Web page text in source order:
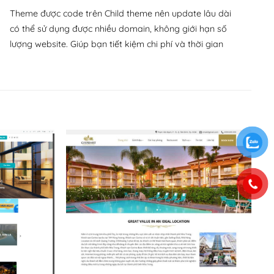
Theme được code trên Child theme nên update lâu dài
có thể sử dụng được nhiều domain, không giới hạn số
lượng website. Giúp bạn tiết kiệm chi phí và thời gian